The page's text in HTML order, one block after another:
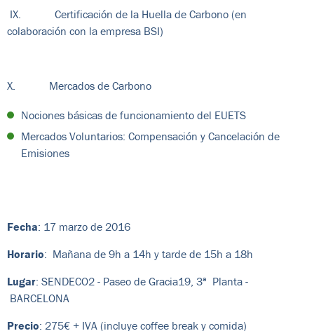
IX. Certificación de la Huella de Carbono (en
colaboración con la empresa BSI)
X. Mercados de Carbono
Nociones básicas de funcionamiento del EUETS
Mercados Voluntarios: Compensación y Cancelación de
Emisiones
Fecha: 17 marzo de 2016
Horario: Mañana de 9h a 14h y tarde de 15h a 18h
Lugar: SENDECO2 - Paseo de Gracia19, 3ª Planta -
BARCELONA
Precio: 275€ + IVA (incluye coffee break y comida)